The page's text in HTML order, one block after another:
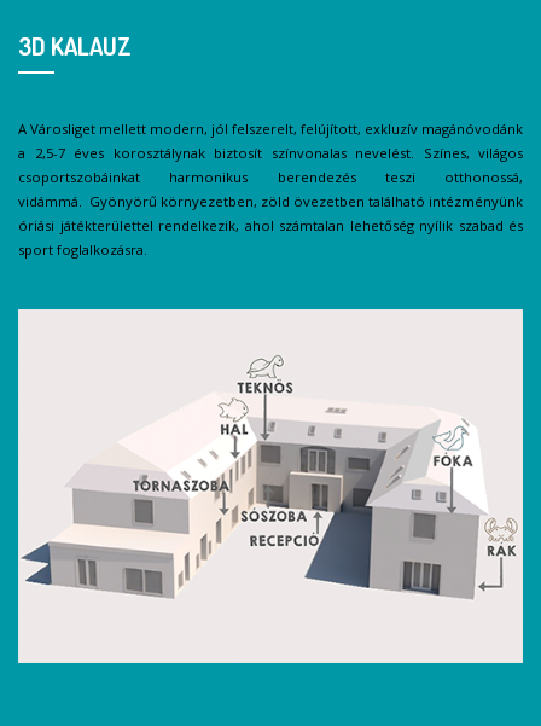
3D KALAUZ
A Városliget mellett modern, jól felszerelt, felújított, exkluzív magánóvodánk
a 2,5-7 éves korosztálynak biztosít színvonalas nevelést. Színes, világos
csoportszobáinkat harmonikus berendezés teszi otthonossá,
vidámmá. Gyönyörű környezetben, zöld övezetben található intézményünk
óriási játékterülettel rendelkezik, ahol számtalan lehetőség nyílik szabad és
sport foglalkozásra.